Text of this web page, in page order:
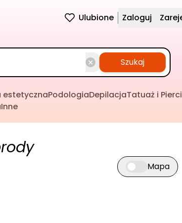
Ulubione Zaloguj
Szukaj
estetycznaPodologiaDepilacjaTatuaż i
Inne
Przełącz
Mapa